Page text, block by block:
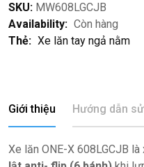
SKU: MW608LGCJB
Availability: Còn hàng
Thẻ: Xe lăn tay ngả nằm
Giới thiệu Hướng dẫn
Xe lăn ONE-X 608LGCJB là